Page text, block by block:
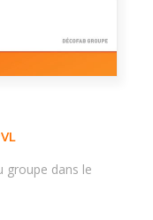
groupe dans le